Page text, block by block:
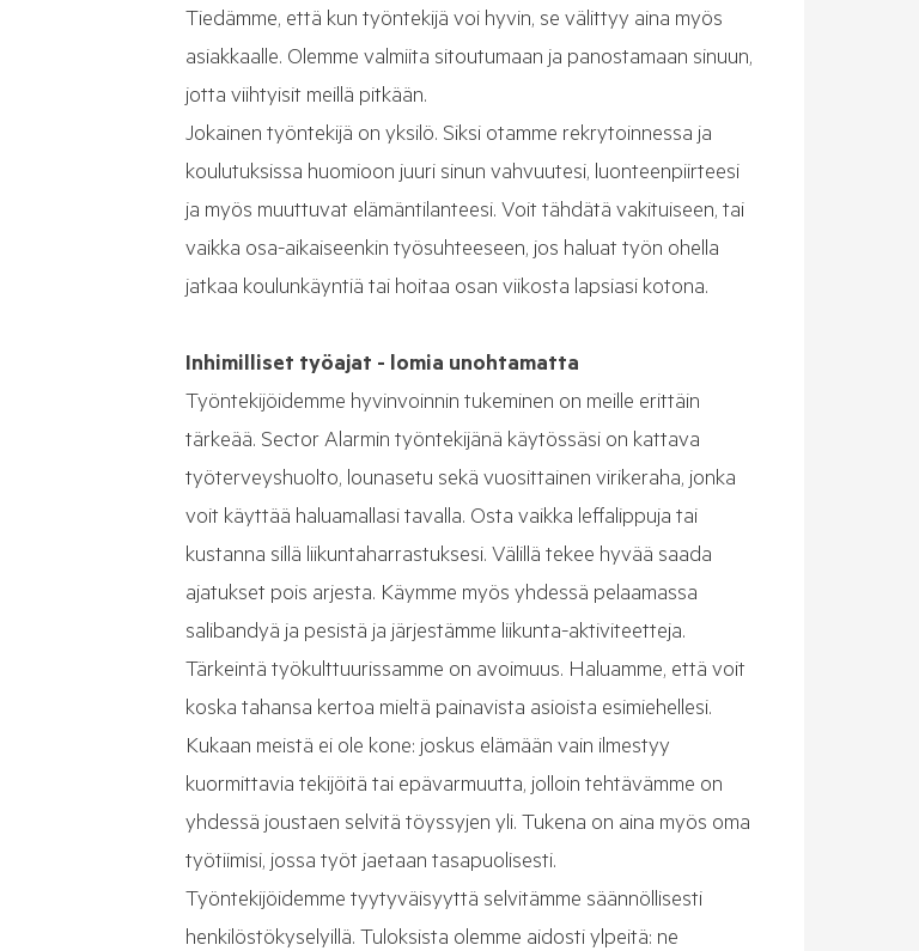
Tiedämme, että kun työntekijä voi hyvin, se välittyy aina myös
asiakkaalle. Olemme valmiita sitoutumaan ja panostamaan sinuun,
jotta viihtyisit meillä pitkään.
Jokainen työntekijä on yksilö. Siksi otamme rekrytoinnessa ja
koulutuksissa huomioon juuri sinun vahvuutesi, luonteenpiirteesi
ja myös muuttuvat elämäntilanteesi. Voit tähdätä vakituiseen, tai
vaikka osa-aikaiseenkin työsuhteeseen, jos haluat työn ohella
jatkaa koulunkäyntiä tai hoitaa osan viikosta lapsiasi kotona.
Inhimilliset työajat - lomia unohtamatta
Työntekijöidemme hyvinvoinnin tukeminen on meille erittäin
tärkeää. Sector Alarmin työntekijänä käytössäsi on kattava
työterveyshuolto, lounasetu sekä vuosittainen virikeraha, jonka
voit käyttää haluamallasi tavalla. Osta vaikka leffalippuja tai
kustanna sillä liikuntaharrastuksesi. Välillä tekee hyvää saada
ajatukset pois arjesta. Käymme myös yhdessä pelaamassa
salibandyä ja pesistä ja järjestämme liikunta-aktiviteetteja.
Tärkeintä työkulttuurissamme on avoimuus. Haluamme, että voit
koska tahansa kertoa mieltä painavista asioista esimiehellesi.
Kukaan meistä ei ole kone: joskus elämään vain ilmestyy
kuormittavia tekijöitä tai epävarmuutta, jolloin tehtävämme on
yhdessä joustaen selvitä töyssyjen yli. Tukena on aina myös oma
työtiimisi, jossa työt jaetaan tasapuolisesti.
Työntekijöidemme tyytyväisyyttä selvitämme säännöllisesti
henkilöstökyselyillä. Tuloksista olemme aidosti ylpeitä: ne